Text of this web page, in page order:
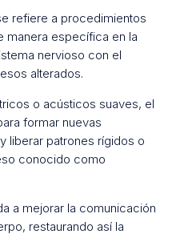
refiere a procedimientos
manera específica en la
nervioso con el
alterados.
o acústicos suaves, el
formar nuevas
liberar patrones rígidos o
conocido como
a mejorar la comunicación
restaurando así la